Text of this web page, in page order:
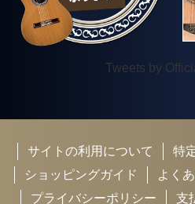
Tweets by
サイトの利用について
特
ショッピングガイド
よく
プライバシーポリシー
支